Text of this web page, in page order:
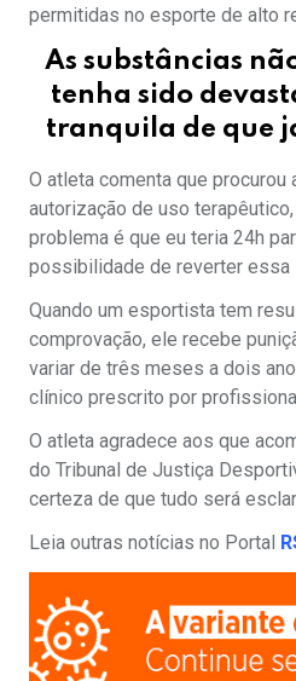
permitidas no esporte de alto
As substâncias
tenha sido
tranquila de que
O atleta comenta que
autorização de uso
problema é que eu teria 24h
possibilidade de reverter essa
Quando um esportista tem
comprovação, ele recebe
variar de três meses a dois
clínico prescrito por
O atleta agradece aos que
do Tribunal de Justiça
certeza de que tudo será
Leia outras notícias no Portal